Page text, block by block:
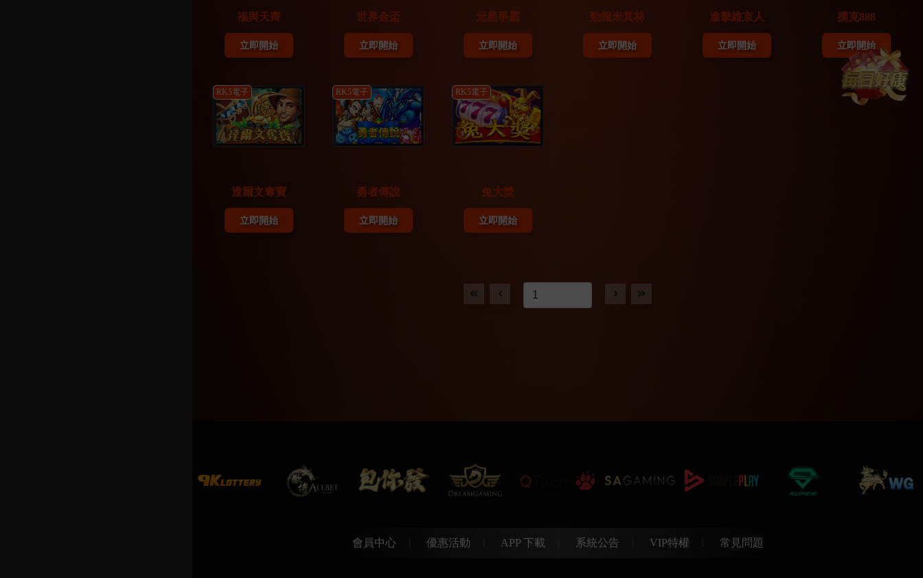
福與天齊
立即開始
世界金盃
立即開始
元星爭霸
立即開始
勁報米其林
立即開始
進擊維京人
立即開始
撲克888
立即開始
RK5電子
達爾文奪寶
立即開始
RK5電子
勇者傳說
立即開始
RK5電子
兔大獎
立即開始
會員中心 優惠活動 APP 下載 系統公告 VIP特權 常見問題
【會員權益公告】
⚠️逾期視同放棄，恕不補發⚠️
08/02